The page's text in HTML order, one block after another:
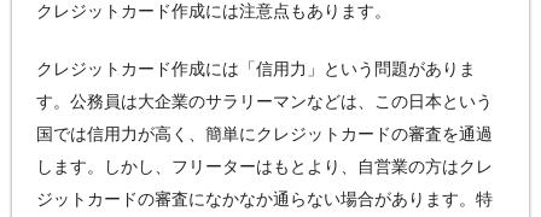
クレジットカード作成には注意点もあります。
クレジットカード作成には「信用力」という問題がありま
す。公務員は大企業のサラリーマンなどは、この日本という
国では信用力が高く、簡単にクレジットカードの審査を通過
します。しかし、フリーターはもとより、自営業の方はクレ
ジットカードの審査になかなか通らない場合があります。特